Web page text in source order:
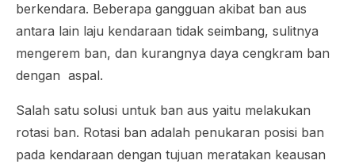
berkendara. Beberapa gangguan akibat ban aus
antara lain laju kendaraan tidak seimbang, sulitnya
mengerem ban, dan kurangnya daya cengkram ban
dengan aspal.
Salah satu solusi untuk ban aus yaitu melakukan
rotasi ban. Rotasi ban adalah penukaran posisi ban
pada kendaraan dengan tujuan meratakan keausan